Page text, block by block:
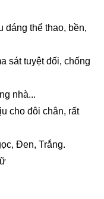
dáng thể thao, bền,
sát tuyệt đối, chống
nhà...
cho đôi chân, rất
Đen, Trắng.